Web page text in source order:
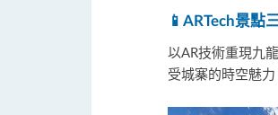
📱 ARTech景點
以AR技術重現九
受城寨的時空魅力